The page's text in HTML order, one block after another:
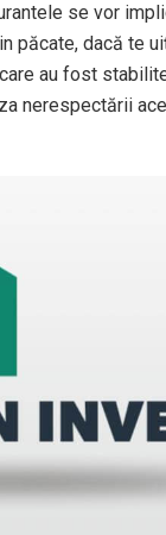
se vor
păcate, dacă te
au fost
nerespectării